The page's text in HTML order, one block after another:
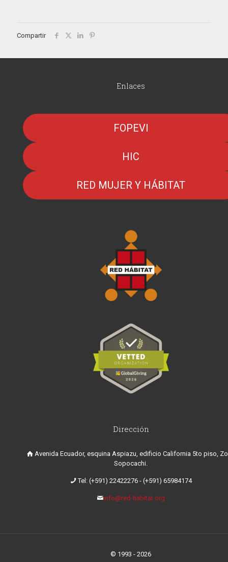
Compartir
Enlaces
FOPEVI
HIC
RED MUJER Y HÁBITAT
Dirección
Avenida Ecuador, esquina Aspiazu, edificio California 5to piso,
Sopocachi.
Tel: (+591) 22422276 - (+591) 65984174
info@red-habitat.org
© 1993 - 2026